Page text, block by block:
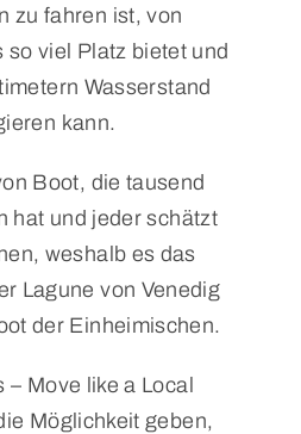
zu fahren ist, von
so viel Platz bietet und
Wasserstand
kann.
Boot, die tausend
hat und jeder schätzt
weshalb es das
Lagune von Venedig
der Einheimischen.
– Move like a Local
Möglichkeit geben,